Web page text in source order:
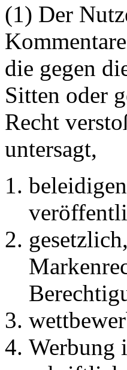
(1) Der
die gegen
Sitten oder
Recht
untersagt,
Werbung